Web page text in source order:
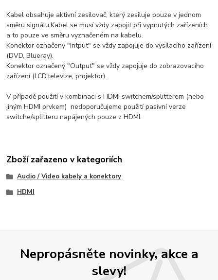
Kabel obsahuje aktivní zesilovač, který zesiluje pouze v jednom
směru signálu.Kabel se musí vždy zapojit při vypnutých zařízeních
a to pouze ve směru vyznačeném na kabelu.
Konektor označený "Intput" se vždy zapojuje do vysílacího zařízení
(DVD, Blueray).
Konektor označený "Output" se vždy zapojuje do zobrazovacího
zařízení (LCD,televize, projektor).
V případě použití v kombinaci s HDMI switchem/splitterem (nebo
jiným HDMI prvkem) nedoporučujeme použití pasivní verze
switche/splitteru napájených pouze z HDMI.
Zboží zařazeno v kategoriích
Audio / Video kabely a konektory
HDMI
Nepropásněte novinky, akce a
slevy!